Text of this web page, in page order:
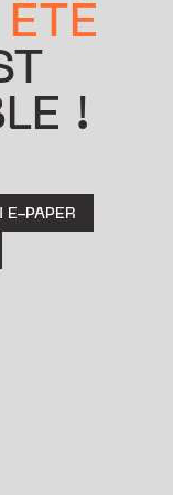
ÉTÉ
!
PAPER